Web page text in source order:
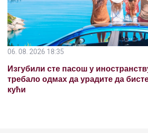
06. 08. 2026 18:35
Изгубили сте пасош у
требало одмах да урадите да
кући